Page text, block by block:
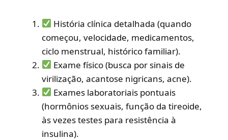
História clínica detalhada (quando
começou, velocidade, medicamentos,
ciclo menstrual, histórico familiar).
Exame físico (busca por sinais de
virilização, acantose nigricans, acne).
Exames laboratoriais pontuais
(hormônios sexuais, função da tireoide,
às vezes testes para resistência à
insulina).